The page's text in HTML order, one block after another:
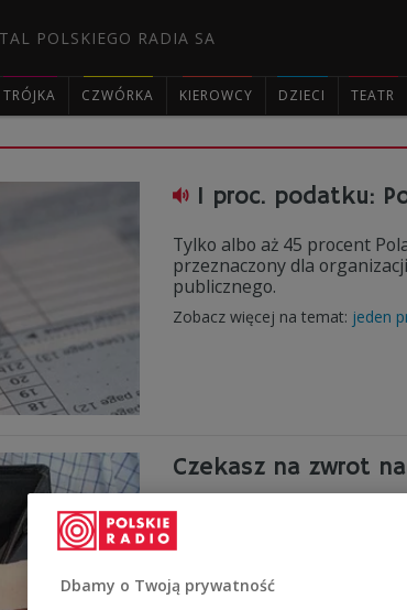
POLSKIEGO RADIA SA
TRÓJKA CZWÓRKA KIEROWCY DZIECI TEATR
1 proc. podatku:
Tylko albo aż 45 procent
przeznaczony dla
publicznego.
Zobacz więcej na temat: jeden
Czekasz na zwrot
Podatnicy, którzy wykazali
otrzymać, jeśli mają
które trafiły już do
Zobacz więcej na temat:
Dbamy o Twoją prywatność